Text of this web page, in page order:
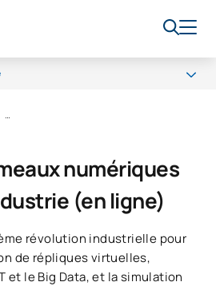
numériques
(en ligne)
révolution industrielle pour
de répliques virtuelles,
et le Big Data, et la simulation